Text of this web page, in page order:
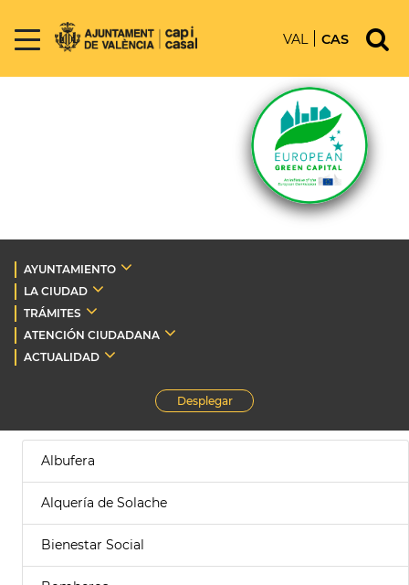
VAL CAS
AYUNTAMIENTO
LA CIUDAD
TRÁMITES
ATENCIÓN CIUDADANA
ACTUALIDAD
Desplegar
Albufera
Alquería de Solache
Bienestar Social